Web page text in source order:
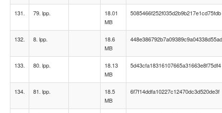
131. 79. lpp.
18.01
MB
5085466f252f035d2b9b217e1cd75fdb
132. 8. lpp.
18.6
MB
133. 80. lpp.
18.13
MB
5d43cfa18316107665a31663e8f75df4
134. 81. lpp.
18.5
MB
6f7f14ddfa10227c12470dc3d520de3f